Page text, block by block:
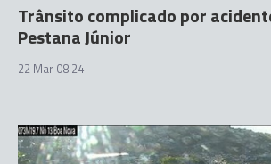
Trânsito complicado por
Pestana Júnior
22 Mar 08:24